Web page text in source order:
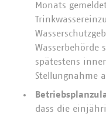
Monats
Wasserbehörde
spätestens
Stellungnahme
dass die